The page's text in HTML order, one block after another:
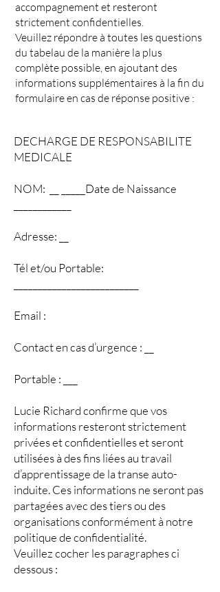
accompagnement et resteront
strictement confidentielles.
Veuillez répondre à toutes les questions
du tabelau de la manière la plus
complète possible, en ajoutant des
informations supplémentaires à la fin du
formulaire en cas de réponse positive :
DECHARGE DE RESPONSABILITE
MEDICALE
NOM: __ _____Date de Naissance
Adresse: __
Tél et/ou Portable:
Email :
Contact en cas d’urgence : __
Portable : ___
Lucie Richard confirme que vos
informations resteront strictement
privées et confidentielles et seront
utilisées à des fins liées au travail
d’apprentissage de la transe auto-
induite. Ces informations ne seront pas
partagées avec des tiers ou des
organisations conformément à notre
politique de confidentialité.
Veuillez cocher les paragraphes ci
dessous :